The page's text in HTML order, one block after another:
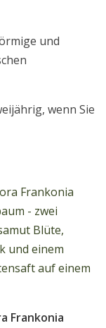
und
wenn Sie
Frankonia